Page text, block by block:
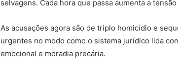
selvagens. Cada hora que passa aumenta a
As acusações agora são de triplo homicídio e
urgentes no modo como o sistema jurídico lida
emocional e moradia precária.